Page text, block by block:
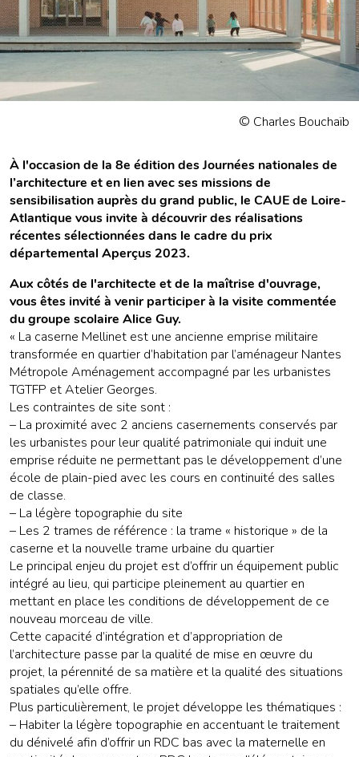
© Charles Bouchaïb
À l'occasion de la 8e édition des Journées nationales de
l’architecture et en lien avec ses missions de
sensibilisation auprès du grand public, le CAUE de Loire-
Atlantique vous invite à découvrir des réalisations
récentes sélectionnées dans le cadre du prix
départemental Aperçus 2023.
Aux côtés de l'architecte et de la maîtrise d'ouvrage,
vous êtes invité à venir participer à la visite commentée
du groupe scolaire Alice Guy.
« La caserne Mellinet est une ancienne emprise militaire
transformée en quartier d’habitation par l’aménageur Nantes
Métropole Aménagement accompagné par les urbanistes
TGTFP et Atelier Georges.
Les contraintes de site sont :
– La proximité avec 2 anciens casernements conservés par
les urbanistes pour leur qualité patrimoniale qui induit une
emprise réduite ne permettant pas le développement d’une
école de plain-pied avec les cours en continuité des salles
de classe.
– La légère topographie du site
– Les 2 trames de référence : la trame « historique » de la
caserne et la nouvelle trame urbaine du quartier
Le principal enjeu du projet est d’offrir un équipement public
intégré au lieu, qui participe pleinement au quartier en
mettant en place les conditions de développement de ce
nouveau morceau de ville.
Cette capacité d’intégration et d’appropriation de
l’architecture passe par la qualité de mise en œuvre du
projet, la pérennité de sa matière et la qualité des situations
spatiales qu’elle offre.
Plus particulièrement, le projet développe les thématiques :
– Habiter la légère topographie en accentuant le traitement
du dénivelé afin d’offrir un RDC bas avec la maternelle en